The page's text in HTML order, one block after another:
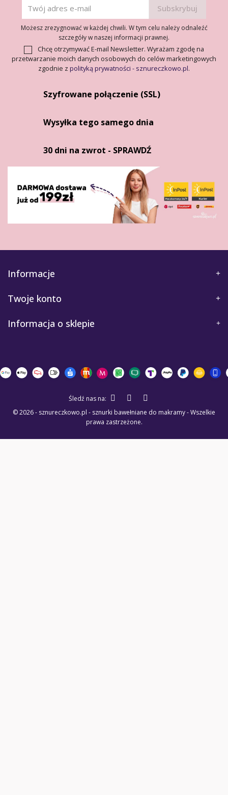
Możesz zrezygnować w każdej chwili. W tym celu należy odnaleźć
szczegóły w naszej informacji prawnej.
Chcę otrzymywać E-mail Newsletter. Wyrażam zgodę na
przetwarzanie moich danych osobowych do celów marketingowych
zgodnie z polityką prywatności - sznureczkowo.pl.
Szyfrowane połączenie (SSL)
Wysyłka tego samego dnia
30 dni na zwrot - SPRAWDŹ
Informacje
Twoje konto
Informacja o sklepie
© 2026 - sznureczkowo.pl - sznurki bawełniane do makramy - Wszelkie
prawa zastrzeżone.
Śledź nas na: